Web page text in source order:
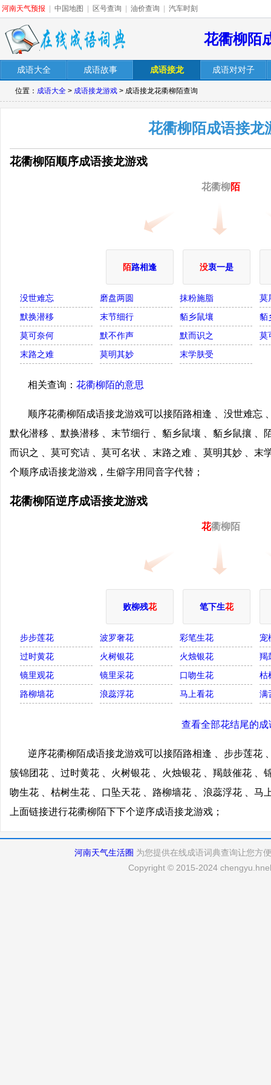
河南天气预报 中国地图 区号查询 油价查询 汽车时刻
花衢柳陌
成语大全 成语故事 成语接龙 成语对对子
位置： 成语大全 > 成语接龙游戏 > 成语接龙花衢柳陌查询
花衢柳陌成语接龙
花衢柳陌顺序成语接龙游戏
花衢柳陌
陌路相逢 没衷一是
没世难忘 磨盘两圆 抹粉施脂
莫
默换潜移
末节细行 貊乡鼠壤
貊
莫可奈何
默不作声 默而识之
莫
末路之难
莫明其妙 末学肤受
相关查询： 花衢柳陌的意思
顺序花衢柳陌成语接龙游戏可以接陌路相逢 、没世难忘
默化潜移 、默换潜移 、末节细行 、貊乡鼠壤 、貊乡鼠攘 、
而识之 、莫可究诘 、莫可名状 、末路之难 、莫明其妙 、末
个顺序成语接龙游戏，生僻字用同音字代替；
花衢柳陌逆序成语接龙游戏
花衢柳陌
败柳残花 笔下生花
步步莲花 波罗奢花 彩笔生花
宠
过时黄花
火树银花 火烛银花
羯
镜里观花
镜里采花 口吻生花
枯
路柳墙花
浪蕊浮花 马上看花 满
查看全部花结尾的成
逆序花衢柳陌成语接龙游戏可以接陌路相逢 、步步莲花
簇锦团花 、过时黄花 、火树银花 、火烛银花 、羯鼓催花 、
吻生花 、枯树生花 、口坠天花 、路柳墙花 、浪蕊浮花 、马
上面链接进行花衢柳陌下下个逆序成语接龙游戏；
河南天气生活圈 为您提供在线成语词典查询让您方
Copyright © 2015-2024